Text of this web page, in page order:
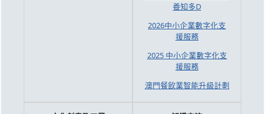
養知多D
2026中小企業數字化支
援服務
2025 中小企業數字化支
援服務
澳門餐飲業智能升級計劃